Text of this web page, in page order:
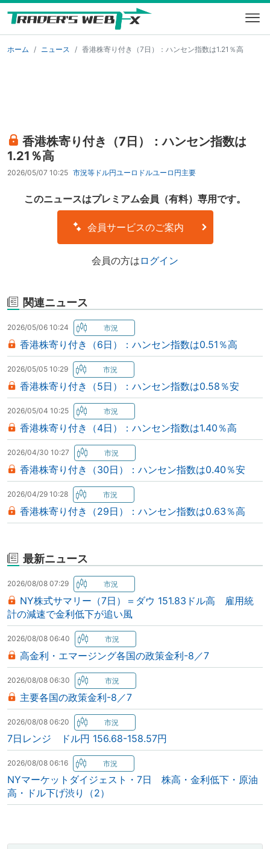
ホーム ニュース 香港株寄り付き（7日）：ハンセン指数は1.21％高
香港株寄り付き（7日）：ハンセン指数は
1.21％高
2026/05/07 10:25 市況等 ドル円ユーロドルユーロ円主要
このニュースはプレミアム会員（有料）専用です。
会員サービスのご案内
会員の方は ログイン
関連ニュース
2026/05/06 10:24
香港株寄り付き（6日）：ハンセン指数は0.51％高
2026/05/05 10:29
香港株寄り付き（5日）：ハンセン指数は0.58％安
2026/05/04 10:25
香港株寄り付き（4日）：ハンセン指数は1.40％高
2026/04/30 10:27
香港株寄り付き（30日）：ハンセン指数は0.40％安
2026/04/29 10:28
香港株寄り付き（29日）：ハンセン指数は0.63％高
最新ニュース
2026/08/08 07:29
NY株式サマリー（7日）＝ダウ 151.83ドル高 雇用統
計の減速で金利低下が追い風
2026/08/08 06:40
高金利・エマージング各国の政策金利-8／7
2026/08/08 06:30
主要各国の政策金利-8／7
2026/08/08 06:20
7日レンジ ドル円 156.68-158.57円
2026/08/08 06:16
NYマーケットダイジェスト・7日 株高・金利低下・原油
高・ドル下げ渋り（2）